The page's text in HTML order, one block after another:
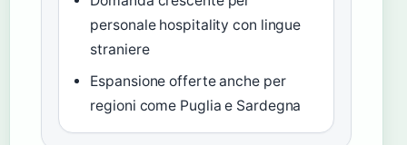
personale hospitality con lingue
straniere
Espansione offerte anche per
regioni come Puglia e Sardegna